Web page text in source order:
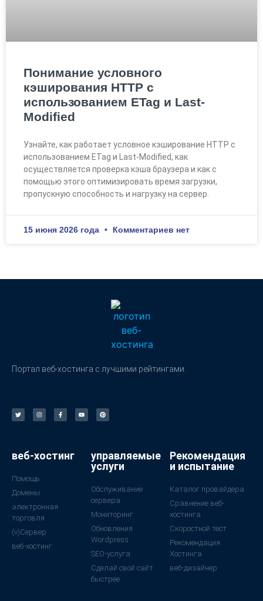
Понимание условного
кэширования HTTP с
использованием ETag и Last-
Modified
Узнайте, как работает условное кэширование HTTP с
использованием ETag и Last-Modified, как
осуществляется проверка кэша браузера и как с
помощью этого оптимизировать время загрузки,
пропускную способность и нагрузку на сервер.
15 июня 2026 года Комментариев нет
Портал веб-хостинга с лучшими рейтингами.
веб-хостинг
Помощь
Домены
электронная
торговля
(v)Сервер
веб-хостинг
управляемые
услуги
Обслуживание
сервера
Мониторинг
Обновления
Wordpress
SEO-услуга
Сделай свой сайт
быстрее
Рекомендация
и испытание
Каталог провайдера
Сравнение веб-
хостинга
Скоростной тест
Рекомендация
Хостинга
веб-дизайнер